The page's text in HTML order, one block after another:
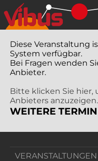
Springe
zum
Hauptinhalt
Diese Veranstaltung
System verfügbar.
Bei Fragen wenden
Anbieter.
Bitte klicken Sie
Anbieters anzuzeigen.
WEITERE
VERANSTALTUNGEN